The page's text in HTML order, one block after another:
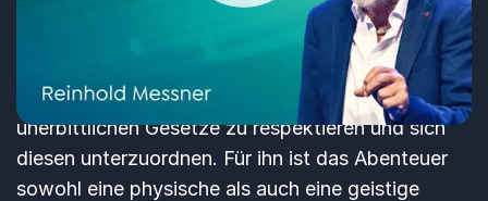
Wiedergabe
Expeditionen nicht von Nutzen oder
Notwendigkeit geprägt sind, sondern von der
Sinnhaftigkeit. Durch seine Erlebnisse in extremen
Umgebungen hat er gelernt, die Natur und ihre
unerbittlichen Gesetze zu respektieren und sich
diesen unterzuordnen. Für ihn ist das Abenteuer
sowohl eine physische als auch eine geistige